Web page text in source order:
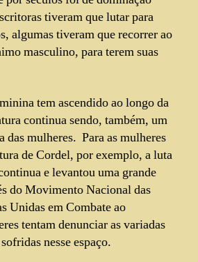
tiveram que lutar para
algumas tiveram que recorrer ao
masculino, para terem suas
tem ascendido ao longo da
continua sendo, também, um
das mulheres. Para as mulheres
de Cordel, por exemplo, a luta
e levantou uma grande
do Movimento Nacional das
Unidas em Combate ao
tentam denunciar as variadas
nesse espaço.